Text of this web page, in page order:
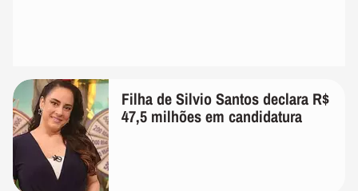
Filha de Silvio Santos declara R$
47,5 milhões em candidatura